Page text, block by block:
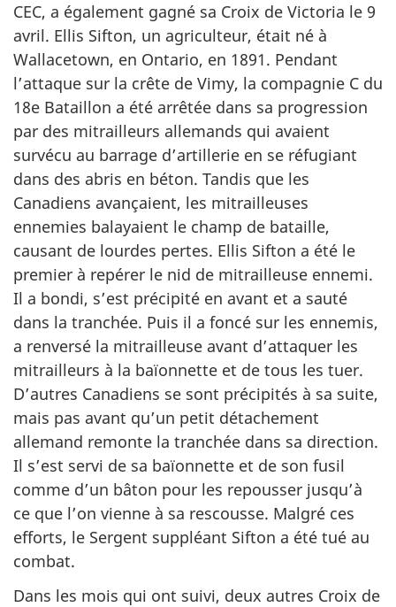
CEC, a également gagné sa Croix de Victoria le 9
avril. Ellis Sifton, un agriculteur, était né à
Wallacetown, en Ontario, en 1891. Pendant
l’attaque sur la crête de Vimy, la compagnie C du
18e Bataillon a été arrêtée dans sa progression
par des mitrailleurs allemands qui avaient
survécu au barrage d’artillerie en se réfugiant
dans des abris en béton. Tandis que les
Canadiens avançaient, les mitrailleuses
ennemies balayaient le champ de bataille,
causant de lourdes pertes. Ellis Sifton a été le
premier à repérer le nid de mitrailleuse ennemi.
Il a bondi, s’est précipité en avant et a sauté
dans la tranchée. Puis il a foncé sur les ennemis,
a renversé la mitrailleuse avant d’attaquer les
mitrailleurs à la baïonnette et de tous les tuer.
D’autres Canadiens se sont précipités à sa suite,
mais pas avant qu’un petit détachement
allemand remonte la tranchée dans sa direction.
Il s’est servi de sa baïonnette et de son fusil
comme d’un bâton pour les repousser jusqu’à
ce que l’on vienne à sa rescousse. Malgré ces
efforts, le Sergent suppléant Sifton a été tué au
combat.
Dans les mois qui ont suivi, deux autres Croix de